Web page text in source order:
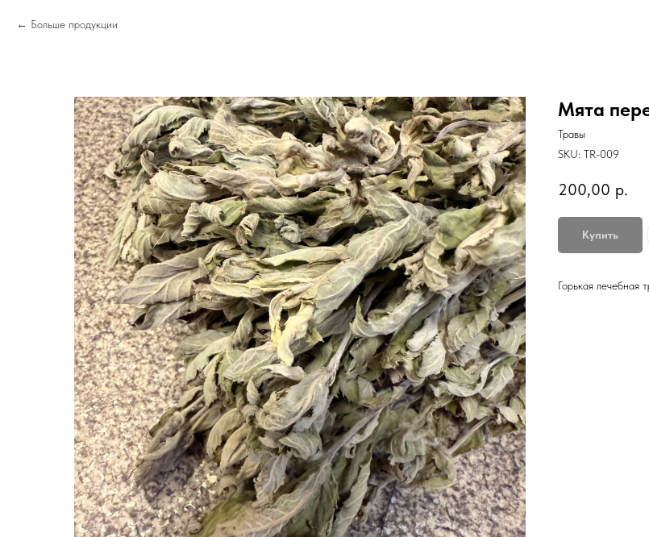
Больше продукции
Мята
Травы
SKU: TR-009
200,00 р.
Купить
Горькая лечебная